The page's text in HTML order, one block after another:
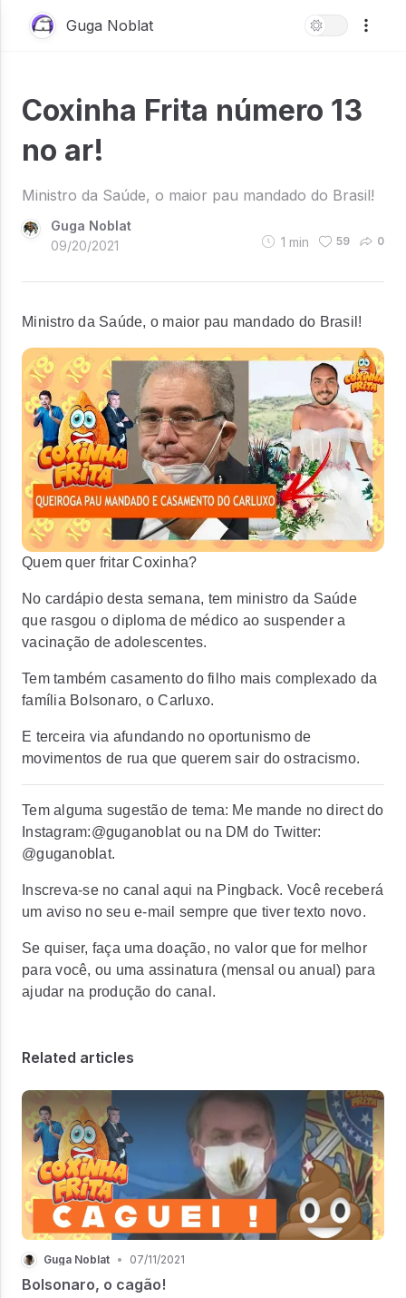
Guga Noblat
Coxinha Frita número 13
no ar!
Ministro da Saúde, o maior pau mandado do Brasil!
Guga Noblat
09/20/2021
1 min 59 0
Ministro da Saúde, o maior pau mandado do Brasil!
Quem quer fritar Coxinha?
No cardápio desta semana, tem ministro da Saúde
que rasgou o diploma de médico ao suspender a
vacinação de adolescentes.
Tem também casamento do filho mais complexado da
família Bolsonaro, o Carluxo.
E terceira via afundando no oportunismo de
movimentos de rua que querem sair do ostracismo.
Tem alguma sugestão de tema: Me mande no direct do
Instagram:@guganoblat ou na DM do Twitter:
@guganoblat.
Inscreva-se no canal aqui na Pingback. Você receberá
um aviso no seu e-mail sempre que tiver texto novo.
Se quiser, faça uma doação, no valor que for melhor
para você, ou uma assinatura (mensal ou anual) para
ajudar na produção do canal.
Related articles
Guga Noblat • 07/11/2021
Bolsonaro, o cagão!